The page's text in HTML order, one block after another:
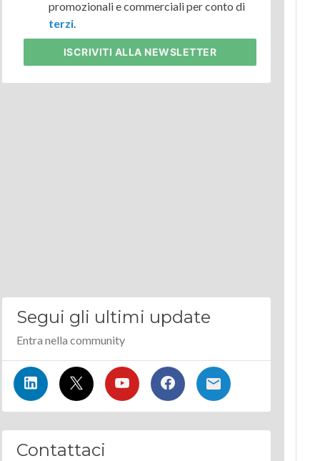
promozionali e commerciali per conto di
terzi.
ISCRIVITI ALLA NEWSLETTER
Segui gli ultimi update
Entra nella community
Contattaci